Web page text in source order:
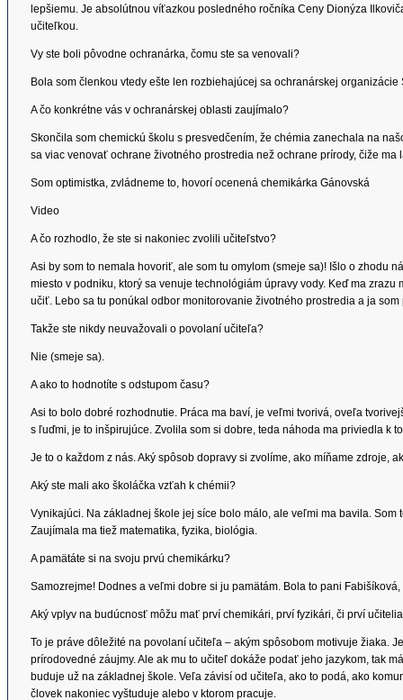
lepšiemu. Je absolútnou víťazkou posledného ročníka Ceny Dionýza
učiteľkou.
Vy ste boli pôvodne ochranárka, čomu ste sa venovali?
Bola som členkou vtedy ešte len rozbiehajúcej sa ochranárskej
A čo konkrétne vás v ochranárskej oblasti zaujímalo?
Skončila som chemickú školu s presvedčením, že chémia zanechala na
sa viac venovať ochrane životného prostredia než ochrane prírody, čiže ma
Som optimistka, zvládneme to, hovorí ocenená chemikárka Gánovská
Video
A čo rozhodlo, že ste si nakoniec zvolili učiteľstvo?
Asi by som to nemala hovoriť, ale som tu omylom (smeje sa)! Išlo o zhodu
miesto v podniku, ktorý sa venuje technológiám úpravy vody. Keď ma
učiť. Lebo sa tu ponúkal odbor monitorovanie životného prostredia a ja
Takže ste nikdy neuvažovali o povolaní učiteľa?
Nie (smeje sa).
A ako to hodnotíte s odstupom času?
Asi to bolo dobré rozhodnutie. Práca ma baví, je veľmi tvorivá, oveľa
s ľuďmi, je to inšpirujúce. Zvolila som si dobre, teda náhoda ma priviedla k
Je to o každom z nás. Aký spôsob dopravy si zvolíme, ako míňame zdroje,
Aký ste mali ako školáčka vzťah k chémii?
Vynikajúci. Na základnej škole jej síce bolo málo, ale veľmi ma bavila.
Zaujímala ma tiež matematika, fyzika, biológia.
A pamätáte si na svoju prvú chemikárku?
Samozrejme! Dodnes a veľmi dobre si ju pamätám. Bola to pani
Aký vplyv na budúcnosť môžu mať prví chemikári, prví fyzikári, či prví
To je práve dôležité na povolaní učiteľa – akým spôsobom motivuje žiaka.
prírodovedné záujmy. Ale ak mu to učiteľ dokáže podať jeho jazykom, tak
buduje už na základnej škole. Veľa závisí od učiteľa, ako to podá, ako
človek nakoniec vyštuduje alebo v ktorom pracuje.